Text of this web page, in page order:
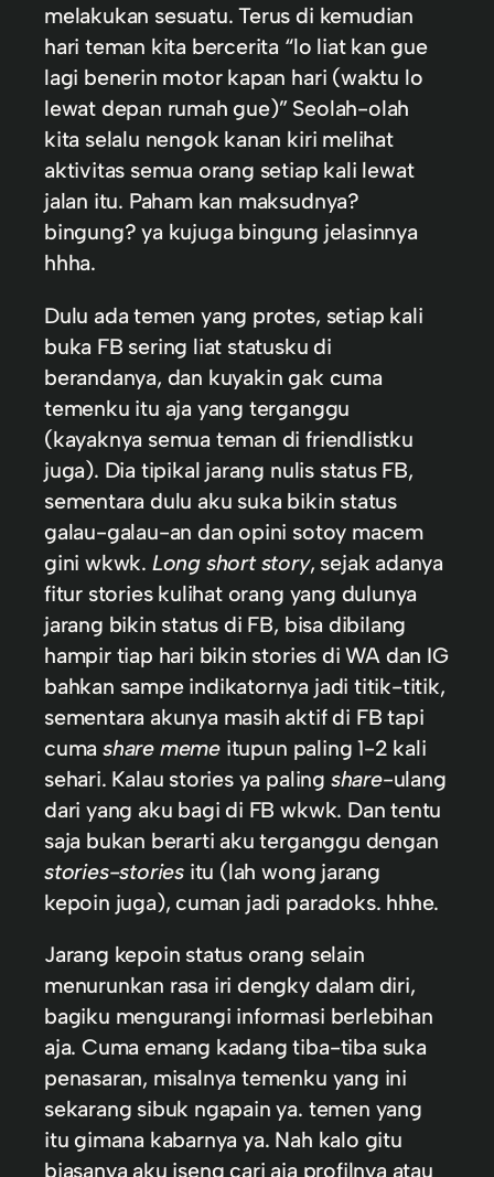
melakukan sesuatu. Terus di kemudian
hari teman kita bercerita “lo liat kan gue
lagi benerin motor kapan hari (waktu lo
lewat depan rumah gue)” Seolah-olah
kita selalu nengok kanan kiri melihat
aktivitas semua orang setiap kali lewat
jalan itu. Paham kan maksudnya?
bingung? ya kujuga bingung jelasinnya
hhha.
Dulu ada temen yang protes, setiap kali
buka FB sering liat statusku di
berandanya, dan kuyakin gak cuma
temenku itu aja yang terganggu
(kayaknya semua teman di friendlistku
juga). Dia tipikal jarang nulis status FB,
sementara dulu aku suka bikin status
galau-galau-an dan opini sotoy macem
gini wkwk. Long short story, sejak adanya
fitur stories kulihat orang yang dulunya
jarang bikin status di FB, bisa dibilang
hampir tiap hari bikin stories di WA dan IG
bahkan sampe indikatornya jadi titik-titik,
sementara akunya masih aktif di FB tapi
cumashare meme itupun paling 1-2 kali
sehari. Kalau stories ya paling share-ulang
dari yang aku bagi di FB wkwk. Dan tentu
saja bukan berarti aku terganggu dengan
stories-stories itu (lah wong jarang
kepoin juga), cuman jadi paradoks. hhhe.
Jarang kepoin status orang selain
menurunkan rasa iri dengky dalam diri,
bagiku mengurangi informasi berlebihan
aja. Cuma emang kadang tiba-tiba suka
penasaran, misalnya temenku yang ini
sekarang sibuk ngapain ya. temen yang
itu gimana kabarnya ya. Nah kalo gitu
biasanya aku iseng cari aja profilnya atau